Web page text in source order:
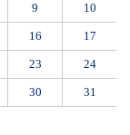
9 10
16 17
23 24
30 31